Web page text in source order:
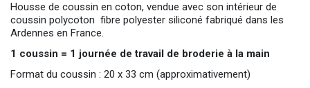
Housse de coussin en coton, vendue avec son intérieur de
coussin polycoton fibre polyester siliconé fabriqué dans les
Ardennes en France.
1 coussin = 1 journée de travail de broderie à la main
Format du coussin : 20 x 33 cm (approximativement)